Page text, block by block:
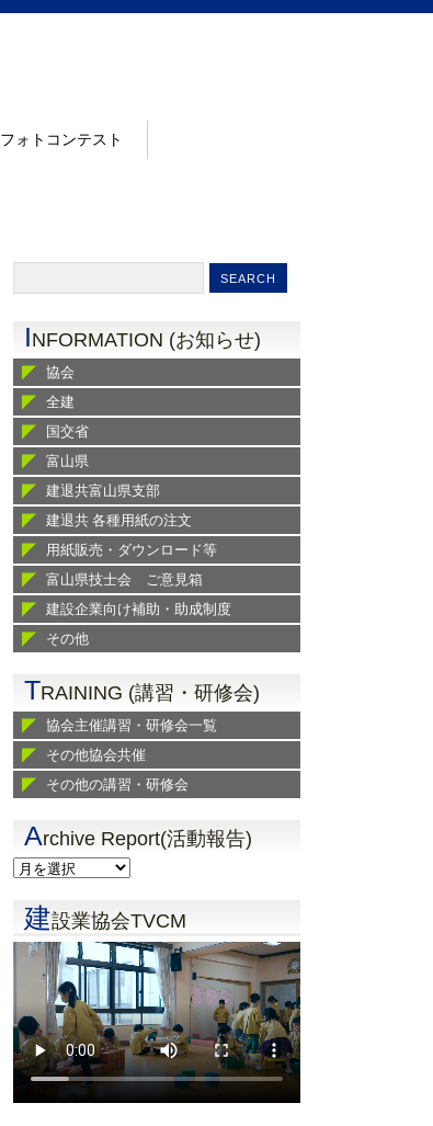
フォトコンテスト
INFORMATION (お知らせ)
協会
全建
国交省
富山県
建退共富山県支部
建退共 各種用紙の注文
用紙販売・ダウンロード等
富山県技士会 ご意見箱
建設企業向け補助・助成制度
その他
TRAINING (講習・研修会)
協会主催講習・研修会一覧
その他協会共催
その他の講習・研修会
Archive Report(活動報告)
建設業協会TVCM